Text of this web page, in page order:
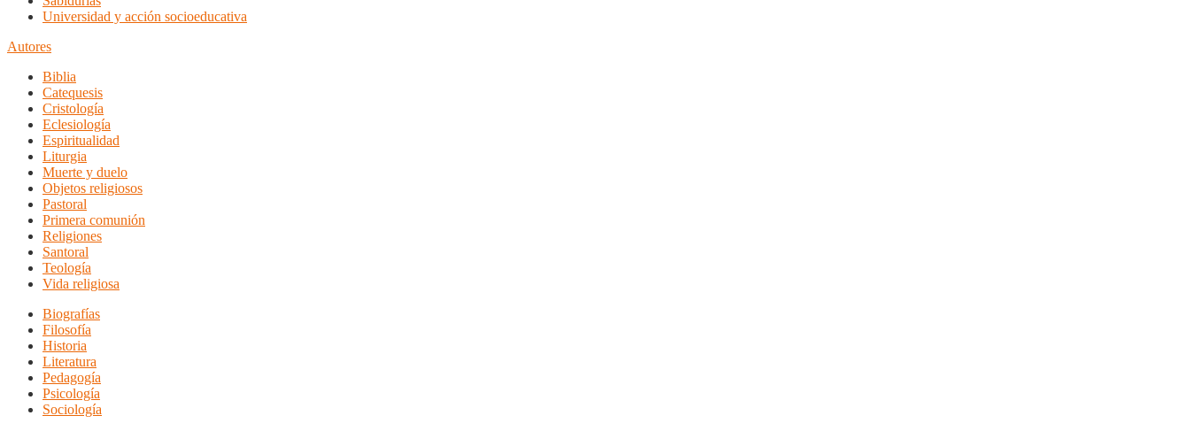
Universidad y acción socioeducativa
Autores
Biblia
Catequesis
Cristología
Eclesiología
Espiritualidad
Liturgia
Muerte y duelo
Objetos religiosos
Pastoral
Primera comunión
Religiones
Santoral
Teología
Vida religiosa
Biografías
Filosofía
Historia
Literatura
Pedagogía
Psicología
Sociología